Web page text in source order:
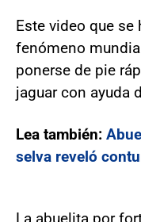
Este video que se
fenómeno
ponerse de pie
jaguar con ayuda
Lea también:
selva reveló